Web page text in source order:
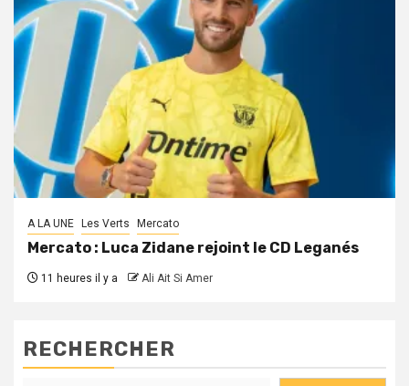
A LA UNE Les Verts Mercato
Mercato : Luca Zidane rejoint le CD Leganés
11 heures il y a Ali Ait Si Amer
RECHERCHER